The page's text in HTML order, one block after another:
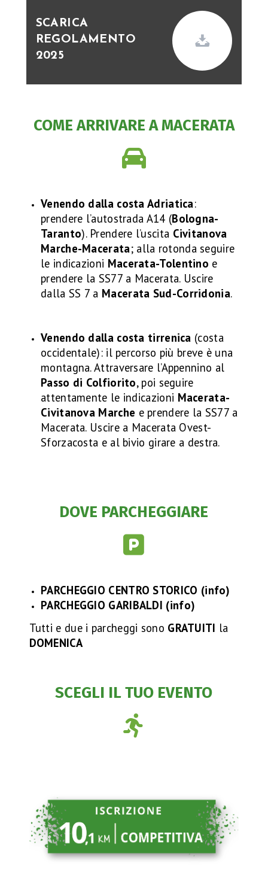
SCARICA
REGOLAMENTO
2025
COME ARRIVARE A MACERATA
Venendo dalla costa Adriatica:
prendere l’autostrada A14 (Bologna-
Taranto). Prendere l’uscita Civitanova
Marche-Macerata; alla rotonda seguire
le indicazioni Macerata-Tolentino e
prendere la SS77 a Macerata. Uscire
dalla SS 7 a Macerata Sud-Corridonia.
Venendo dalla costa tirrenica (costa
occidentale): il percorso più breve è una
montagna. Attraversare l’Appennino al
Passo di Colfiorito, poi seguire
attentamente le indicazioni Macerata-
Civitanova Marche e prendere la SS77 a
Macerata. Uscire a Macerata Ovest-
Sforzacosta e al bivio girare a destra.
DOVE PARCHEGGIARE
PARCHEGGIO CENTRO STORICO (info)
PARCHEGGIO GARIBALDI (info)
Tutti e due i parcheggi sono GRATUITI la
DOMENICA
SCEGLI IL TUO EVENTO